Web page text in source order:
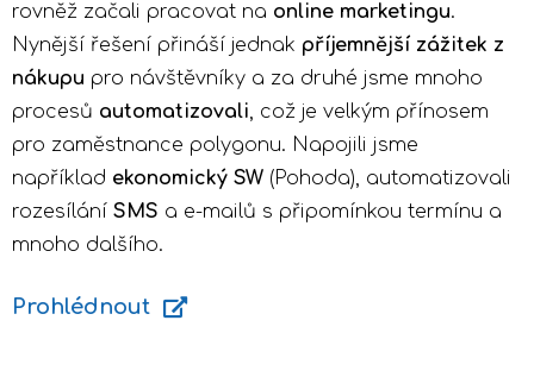
rovněž začali pracovat na online marketingu.
Nynější řešení přináší jednak příjemnější zážitek z
nákupu pro návštěvníky a za druhé jsme mnoho
procesů automatizovali, což je velkým přínosem
pro zaměstnance polygonu. Napojili jsme
například ekonomický SW (Pohoda), automatizovali
rozesílání SMS a e-mailů s připomínkou termínu a
mnoho dalšího.
Prohlédnout